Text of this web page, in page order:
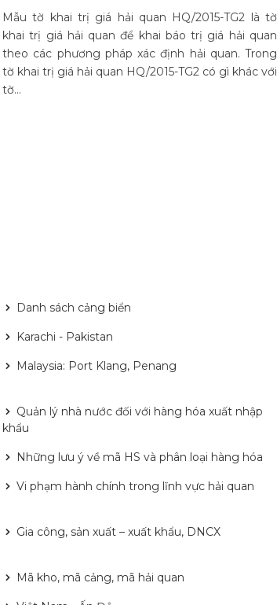
Mẫu tờ khai trị giá hải quan HQ/2015-TG2 là tờ
khai trị giá hải quan để khai báo trị giá hải quan
theo các phương pháp xác định hải quan. Trong
tờ khai trị giá hải quan HQ/2015-TG2 có gì khác với
tờ...
Danh sách cảng biển
Karachi - Pakistan
Malaysia: Port Klang, Penang
Quản lý nhà nước đối với hàng hóa xuất nhập
khẩu
Những lưu ý về mã HS và phân loại hàng hóa
Vi phạm hành chính trong lĩnh vực hải quan
Gia công, sản xuất – xuất khẩu, DNCX
Mã kho, mã cảng, mã hải quan